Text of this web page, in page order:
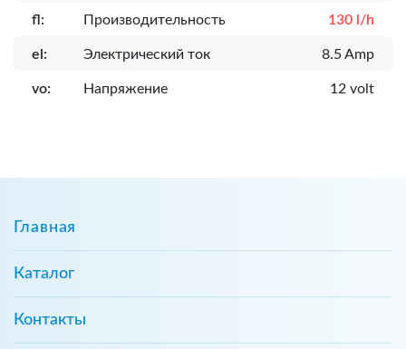
fl: Производительность 130 l/h
el: Электрический ток 8.5 Amp
vo: Напряжение 12 volt
Главная
Каталог
Контакты